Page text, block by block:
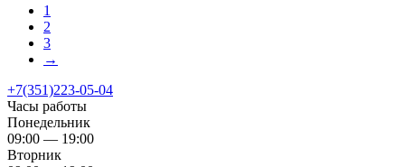
1
2
3
→
+7(351)223-05-04
Часы работы
Понедельник
09:00 — 19:00
Вторник